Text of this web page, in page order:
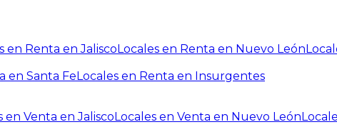
en Renta en JaliscoLocales en Renta en Nuevo León
en Santa FeLocales en Renta en Insurgentes
en Venta en JaliscoLocales en Venta en Nuevo León